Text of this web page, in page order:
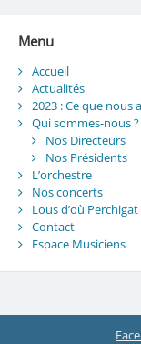
Menu
Accueil
Actualités
2023 : Ce que nous
Qui sommes-nous ?
Nos Directeurs
Nos Présidents
L’orchestre
Nos concerts
Lous d’où Perchigat
Contact
Espace Musiciens